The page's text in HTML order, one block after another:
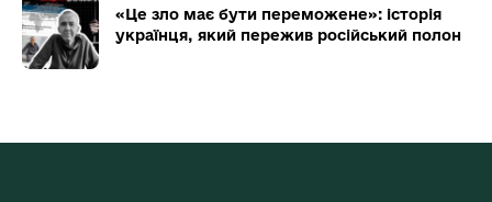
«Це зло має бути переможене»: історія
українця, який пережив російський полон